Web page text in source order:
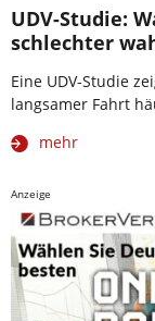
UDV-Studie:
schlechter
Eine UDV-Studie
langsamer Fahrt
mehr
Anzeige